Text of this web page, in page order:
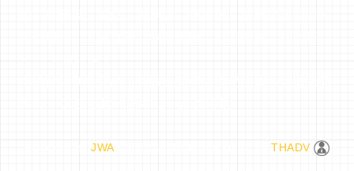
JWA©2022 Website designed byTHADV